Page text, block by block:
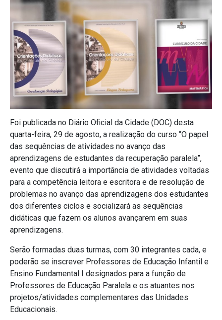
Foi publicada no Diário Oficial da Cidade (DOC) desta
quarta-feira, 29 de agosto, a realização do curso “O papel
das sequências de atividades no avanço das
aprendizagens de estudantes da recuperação paralela”,
evento que discutirá a importância de atividades voltadas
para a competência leitora e escritora e de resolução de
problemas no avanço das aprendizagens dos estudantes
dos diferentes ciclos e socializará as sequências
didáticas que fazem os alunos avançarem em suas
aprendizagens.
Serão formadas duas turmas, com 30 integrantes cada, e
poderão se inscrever Professores de Educação Infantil e
Ensino Fundamental I designados para a função de
Professores de Educação Paralela e os atuantes nos
projetos/atividades complementares das Unidades
Educacionais.